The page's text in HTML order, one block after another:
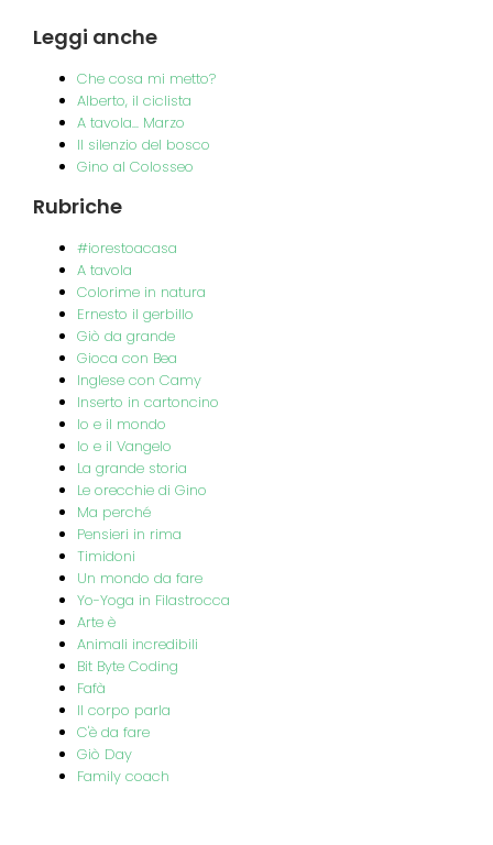
Leggi anche
Che cosa mi metto?
Alberto, il ciclista
A tavola... Marzo
Il silenzio del bosco
Gino al Colosseo
Rubriche
#iorestoacasa
A tavola
Colorime in natura
Ernesto il gerbillo
Giò da grande
Gioca con Bea
Inglese con Camy
Inserto in cartoncino
Io e il mondo
Io e il Vangelo
La grande storia
Le orecchie di Gino
Ma perché
Pensieri in rima
Timidoni
Un mondo da fare
Yo-Yoga in Filastrocca
Arte è
Animali incredibili
Bit Byte Coding
Fafà
Il corpo parla
C'è da fare
Giò Day
Family coach